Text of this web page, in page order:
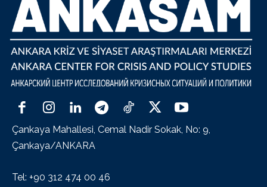
Çankaya Mahallesi, Cemal Nadir Sokak, No: 9,
Çankaya/ANKARA
Tel: +90 312 474 00 46